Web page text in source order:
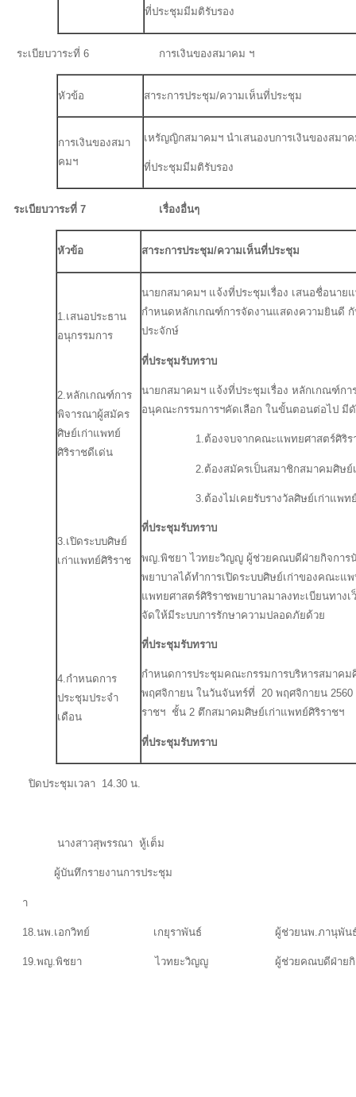
ที่ประชุมมีมติรับรอง
ระเบียบวาระที่ 6 การเงินของสมาคม ฯ
หัวข้อ สาระการประชุม/ความเห็นที่ประชุม
การเงินของสมา
คมฯ
เหรัญญิกสมาคมฯ นำเสนองบการเงินของสมา
ที่ประชุมมีมติรับรอง
ระเบียบวาระที่ 7 เรื่องอื่นๆ
หัวข้อ สาระการประชุม/ความเห็นที่ประชุม
1.เสนอประธาน
อนุกรรมการ
2.หลักเกณฑ์การ
พิจารณาผู้สมัคร
ศิษย์เก่าแพทย์
ศิริราชดีเด่น
3.เปิดระบบศิษย์
เก่าแพทย์ศิริราช
4.กำหนดการ
ประชุมประจำ
เดือน
นายกสมาคมฯ แจ้งที่ประชุมเรื่อง เสนอชื่อนาย
กำหนดหลักเกณฑ์การจัดงานแสดงความยินดี
ประจักษ์
ที่ประชุมรับทราบ
นายกสมาคมฯ แจ้งที่ประชุมเรื่อง หลักเกณฑ์ก
อนุคณะกรรมการฯคัดเลือก ในขั้นตอนต่อไป มี
1.ต้องจบจากคณะแพทยศาสตร์ศิริรา
2.ต้องสมัครเป็นสมาชิกสมาคมศิษย์เก่า
3.ต้องไม่เคยรับรางวัลศิษย์เก่าแพทย์
ที่ประชุมรับทราบ
พญ.พิชยา ไวทยะวิญญู ผู้ช่วยคณบดีฝ่ายกิจการ
พยาบาลได้ทำการเปิดระบบศิษย์เก่าของคณะแ
แพทยศาสตร์ศิริราชพยาบาลมาลงทะเบียนทาง
จัดให้มีระบบการรักษาความปลอดภัยด้วย
ที่ประชุมรับทราบ
กำหนดการประชุมคณะกรรมการบริหารสมาค
พฤศจิกายน ในวันจันทร์ที่ 20 พฤศจิกายน
ราชฯ ชั้น 2 ตึกสมาคมศิษย์เก่าแพทย์ศิริราชฯ
ที่ประชุมรับทราบ
ปิดประชุมเวลา 14.30 น.
นางสาวสุพรรณา หู้เต็ม แพทย์หญิงสุช
ผู้บันทึกรายงานการประชุม ผู้ตรวจร
า
18.นพ.เอกวิทย์ เกยุราพันธ์ ผู้ช่วยนพ.ภานุพันธ์ ท
19.พญ.พิชยา ไวทยะวิญญู ผู้ช่วยคณบดีฝ่ายกิจกา